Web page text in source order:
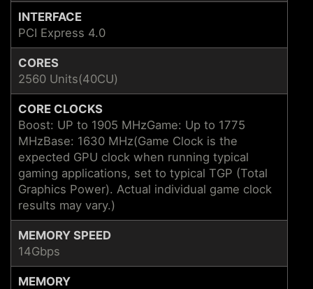
INTERFACE
PCI Express 4.0
CORES
2560 Units(40CU)
CORE CLOCKS
Boost: UP to 1905 MHzGame: Up to 1775
MHzBase: 1630 MHz(Game Clock is the
expected GPU clock when running typical
gaming applications, set to typical TGP (Total
Graphics Power). Actual individual game clock
results may vary.)
MEMORY SPEED
14Gbps
MEMORY